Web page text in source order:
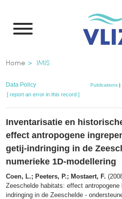
main
Breadcrumb
Home IMIS
Data Policy Publications|
[ report an error in this record ]
Inventarisatie en
effect antropogene
getij-indringing in de
numerieke 1D-modellering
Coen, L.; Peeters, P.; Mostaert, F.
Zeeschelde habitats: effect
indringing in de Zeeschelde -